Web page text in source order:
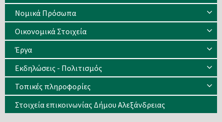
Νομικά Πρόσωπα
Οικονομικά Στοιχεία
Έργα
Εκδηλώσεις - Πολιτισμός
Τοπικές πληροφορίες
Στοιχεία επικοινωνίας Δήμου Αλεξάνδρειας